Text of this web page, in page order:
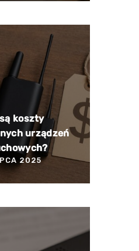
koszty
urządzeń
2025